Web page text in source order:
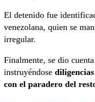
El detenido fue
venezolana, quien se
irregular.
Finalmente, se dio
instruyéndose
con el paradero del